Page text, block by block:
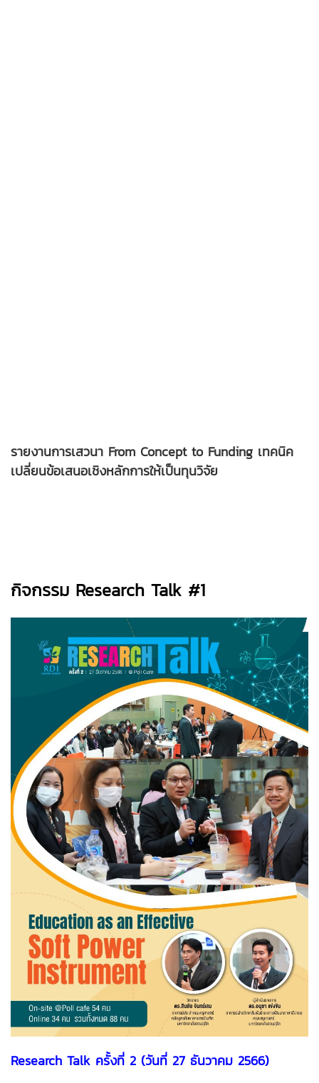
รายงานการเสวนา From Concept to Funding เทคนิค
เปลี่ยนข้อเสนอเชิงหลักการให้เป็นทุนวิจัย
กิจกรรม Research Talk #1
Research Talk ครั้งที่ 2 (วันที่ 27 ธันวาคม 2566)